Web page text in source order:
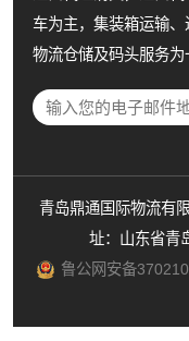
车为主，集装箱运输、
物流仓储及码头服务为
青岛鼎通国际物流有
址：山东省青
鲁公网安备